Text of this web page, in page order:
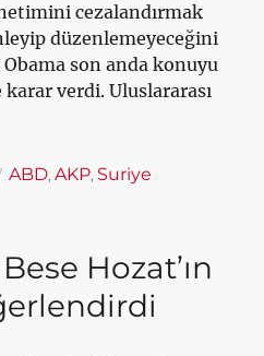
cezalandırmak
düzenlemeyeceğini
son anda konuyu
verdi. Uluslararası
Etiketler
ABD,AKP, Suriye
Hozat’ın